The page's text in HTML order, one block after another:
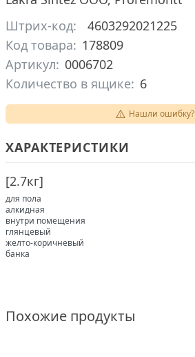
Штрих-код:
4603292021225
Код товара: 178809
Артикул: 0006702
Количество в ящике: 6
Нашли ошибку?
ХАРАКТЕРИСТИКИ
[2.7кг]
для пола
алкидная
внутри помещения
глянцевый
желто-коричневый
банка
Похожие продукты